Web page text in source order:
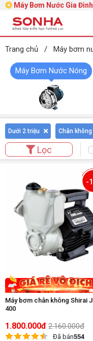
Máy Bơm Nước Gia
Trang chủ / Máy bơm
Máy Bơm Nước Nóng
Dưới 2 triệu Chân không
Lọc
-
Máy bơm chân không Shirai
400
1.800.000đ 2.160.000đ
Đã bán554